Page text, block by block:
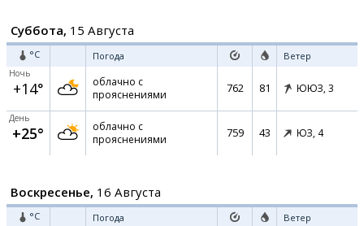
Суббота, 15 Августа
°C Погода Ветер
Ночь
+14°
облачно с
прояснениями
762 81 ЮЮЗ, 3
День
+25°
облачно с
прояснениями
759 43 ЮЗ, 4
Воскресенье, 16 Августа
°C Погода Ветер